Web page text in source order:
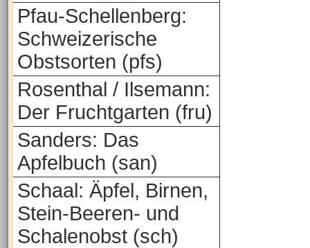
Pfau-Schellenberg:
Schweizerische
Obstsorten (pfs)
Rosenthal / Ilsemann:
Der Fruchtgarten (fru)
Sanders: Das
Apfelbuch (san)
Schaal: Äpfel, Birnen,
Stein-Beeren- und
Schalenobst (sch)